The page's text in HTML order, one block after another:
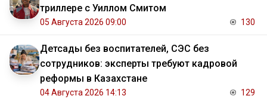
триллере с Уиллом Смитом
05 Августа 2026 09:00 130
Детсады без воспитателей, СЭС без
сотрудников: эксперты требуют кадровой
реформы в Казахстане
04 Августа 2026 14:13 129